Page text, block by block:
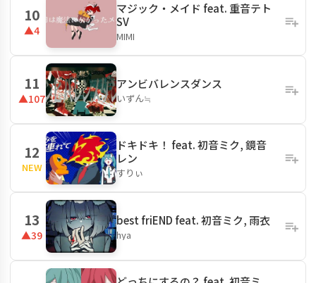
10
▲4
マジック・メイド feat. 重音テト
SV
MIMI
11
▲107
アンビバレンスダンス
いずん≒
12
NEW
ドキドキ！ feat. 初音ミク, 鏡音
レン
すりぃ
13
▲39
best friEND feat. 初音ミク, 雨衣
hya